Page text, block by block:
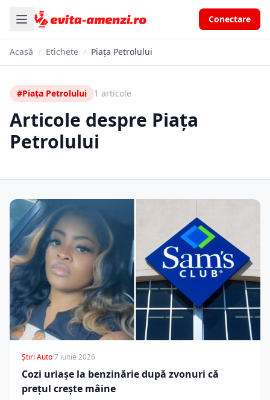
Conectare
Acasă / Etichete / Piața Petrolului
#Piața Petrolului 1 articole
Articole despre Piața
Petrolului
Știri Auto·7 iunie 2026
Cozi uriașe la benzinărie după zvonuri că
prețul crește mâine